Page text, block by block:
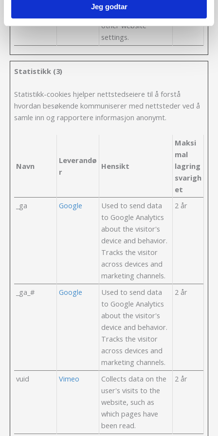
Jeg godtar
color themes and
other website
settings.
Statistikk (3)
Statistikk-cookies hjelper nettstedseiere til å forstå
hvordan besøkende kommuniserer med nettsteder ved å
samle inn og rapportere informasjon anonymt.
Navn
Leverandø
r
Hensikt
Maksi
mal
lagring
svarigh
et
_ga
Google
Used to send data
to Google Analytics
about the visitor's
device and behavior.
Tracks the visitor
across devices and
marketing channels.
2 år
_ga_# Google
Used to send data
to Google Analytics
about the visitor's
device and behavior.
Tracks the visitor
across devices and
marketing channels.
2 år
vuid Vimeo
Collects data on the
user's visits to the
website, such as
which pages have
been read.
2 år